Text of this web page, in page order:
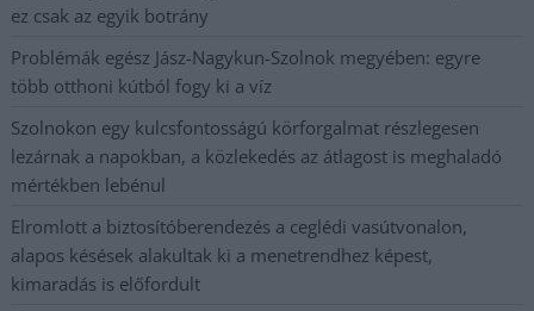
ez csak az egyik botrány
Problémák egész Jász-Nagykun-Szolnok megyében: egyre
több otthoni kútból fogy ki a víz
Szolnokon egy kulcsfontosságú körforgalmat részlegesen
lezárnak a napokban, a közlekedés az átlagost is meghaladó
mértékben lebénul
Elromlott a biztosítóberendezés a ceglédi vasútvonalon,
alapos késések alakultak ki a menetrendhez képest,
kimaradás is előfordult